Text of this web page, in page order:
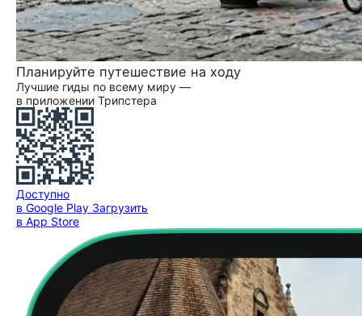
Планируйте путешествие на ходу
Лучшие гиды по всему миру —
в приложении Трипстера
Доступно
в Google Play Загрузить
в App Store